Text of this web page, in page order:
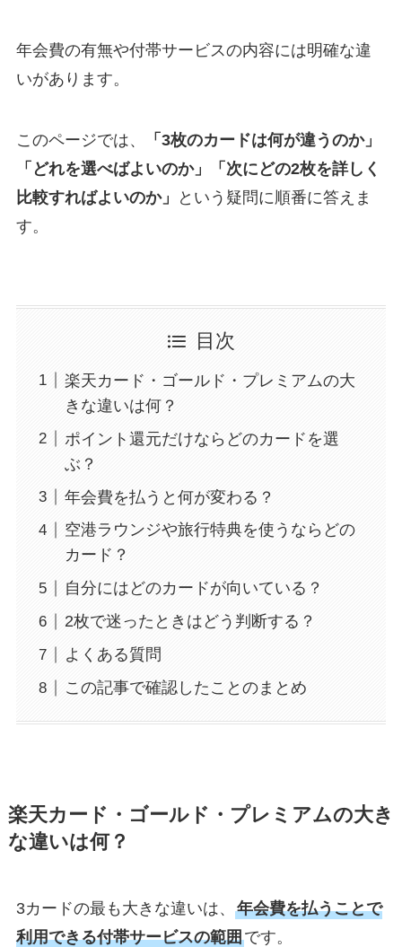
年会費の有無や付帯サービスの内容には明確な違
いがあります。
このページでは、
「3枚のカードは何が違うのか」
「どれを選べばよいのか」「次にどの2枚を詳しく
比較すればよいのか」
という疑問に順番に答えま
す。
目次
楽天カード・ゴールド・プレミアムの大
きな違いは何？
ポイント還元だけならどのカードを選
ぶ？
年会費を払うと何が変わる？
空港ラウンジや旅行特典を使うならどの
カード？
自分にはどのカードが向いている？
2枚で迷ったときはどう判断する？
よくある質問
この記事で確認したことのまとめ
楽天カード・ゴールド・プレミアムの大き
な違いは何？
3カードの最も大きな違いは、 年会費を払うことで
利用できる付帯サービスの範囲です。